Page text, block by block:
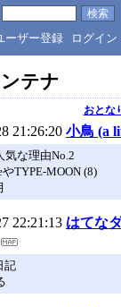
ーザー登録 ログイン
テナ
おとな
21:26:20 小鳥 (a
気な理由No.2
やTYPE-MOON (8)
22:21:13 はてな
記